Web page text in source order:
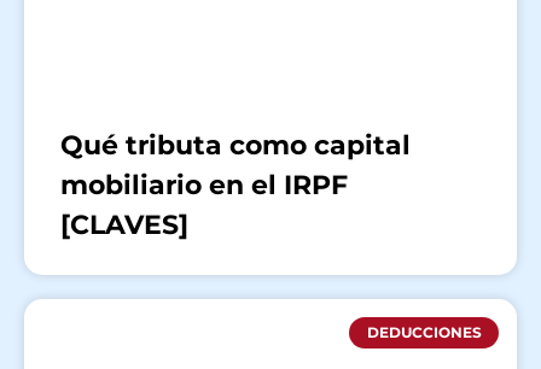
Qué tributa como capital
mobiliario en el IRPF
[CLAVES]
DEDUCCIONES